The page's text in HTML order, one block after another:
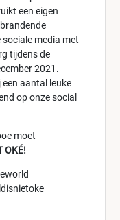
een eigen
media met
tijdens de
2021.
aantal leuke
op onze social
moet
OKÉ!